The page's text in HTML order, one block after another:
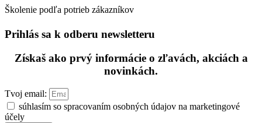
Školenie podľa potrieb zákazníkov
Prihlás sa k odberu newsletteru
Získaš ako prvý informácie o zľavách, akciách a
novinkách.
Tvoj email:
súhlasím so spracovaním osobných údajov na marketingové
účely